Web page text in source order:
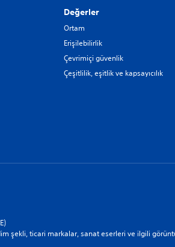
Değerler
Ortam
Erişilebilirlik
Çevrimiçi güvenlik
Çeşitlilik, eşitlik ve kapsayıcılık
şekli, ticari markalar, sanat eserleri ve ilgili